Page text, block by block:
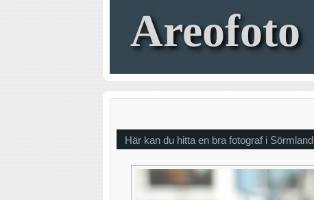
Areofoto
Här kan du hitta en bra fotograf i Sörmland